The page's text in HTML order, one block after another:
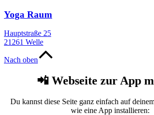
Yoga Raum
Hauptstraße 25
21261 Welle
Nach oben
📲 Webseite zur App
Du kannst diese Seite ganz einfach auf
wie eine App installieren: